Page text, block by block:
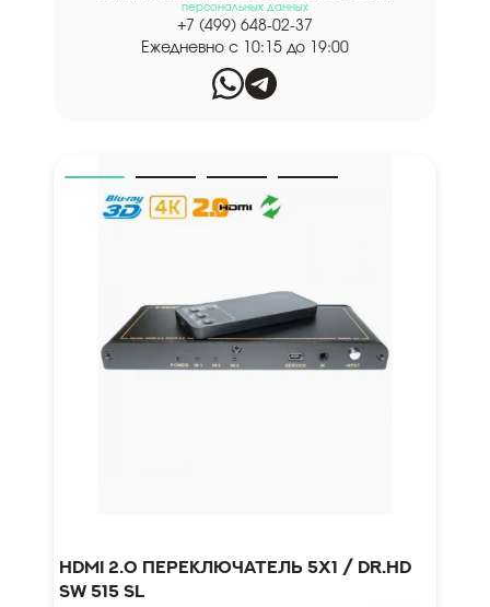
HDMI 2.0 переключатель 5x1 / Dr.HD
SW 515 SL
персональных данных
+7 (499) 648-02-37
Ежедневно с 10:15 до 19:00